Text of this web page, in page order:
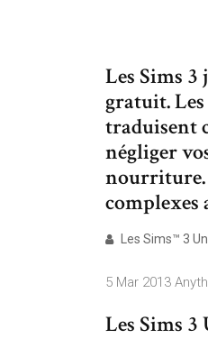
Les Sims
gratuit.
traduisent
négliger
nourriture.
complexes
Les Sims™ 3
5 Mar 2013
Les Sims